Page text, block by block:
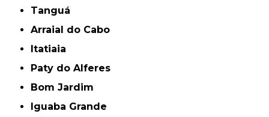
Tanguá
Arraial do Cabo
Itatiaia
Paty do Alferes
Bom Jardim
Iguaba Grande